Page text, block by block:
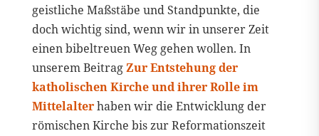
geistliche Maßstäbe und Standpunkte, die
doch wichtig sind, wenn wir in unserer Zeit
einen bibeltreuen Weg gehen wollen. In
unserem BeitragZur Entstehung der
katholischen Kirche und ihrer Rolle im
Mittelalterhaben wir die Entwicklung der
römischen Kirche bis zur Reformationszeit